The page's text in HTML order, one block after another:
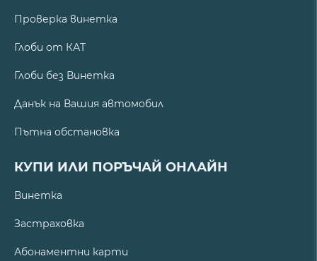
Проверка винетка
Глоби от КАТ
Глоби без Винетка
Данък на Вашия автомобил
Пътна обстановка
КУПИ ИЛИ ПОРЪЧАЙ ОНЛАЙН
Винетка
Застраховка
Абонаментни карти